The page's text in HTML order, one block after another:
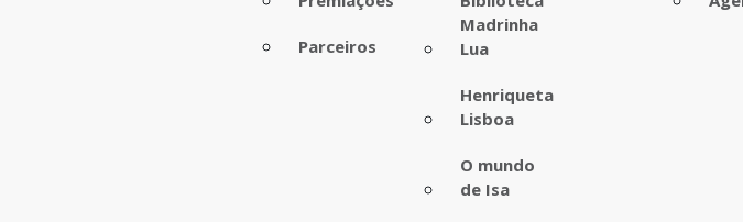
Parceiros
Madrinha
Lua
Henriqueta
Lisboa
O mundo
de Isa